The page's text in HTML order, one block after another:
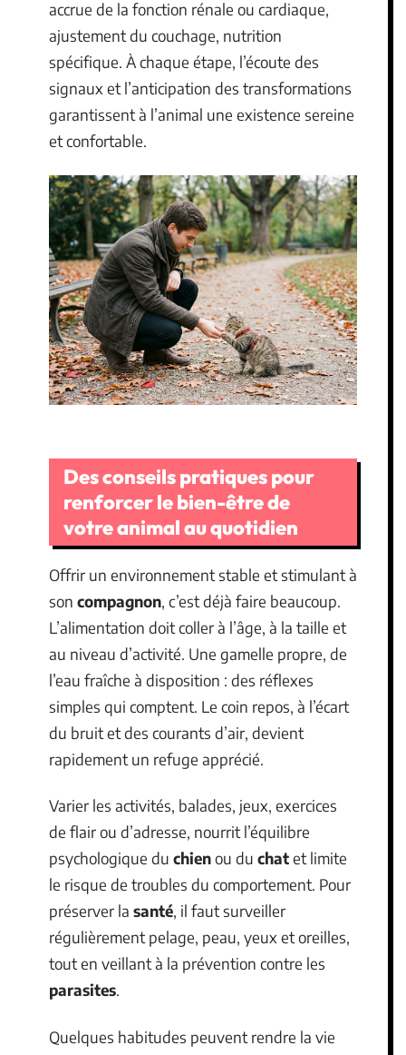
accrue de la fonction rénale ou cardiaque,
ajustement du couchage, nutrition
spécifique. À chaque étape, l’écoute des
signaux et l’anticipation des transformations
garantissent à l’animal une existence sereine
et confortable.
Des conseils pratiques pour
renforcer le bien-être de
votre animal au quotidien
Offrir un environnement stable et stimulant à
son compagnon, c’est déjà faire beaucoup.
L’alimentation doit coller à l’âge, à la taille et
au niveau d’activité. Une gamelle propre, de
l’eau fraîche à disposition : des réflexes
simples qui comptent. Le coin repos, à l’écart
du bruit et des courants d’air, devient
rapidement un refuge apprécié.
Varier les activités, balades, jeux, exercices
de flair ou d’adresse, nourrit l’équilibre
psychologique du chienou du chatet limite
le risque de troubles du comportement. Pour
préserver la santé, il faut surveiller
régulièrement pelage, peau, yeux et oreilles,
tout en veillant à la prévention contre les
parasites.
Quelques habitudes peuvent rendre la vie